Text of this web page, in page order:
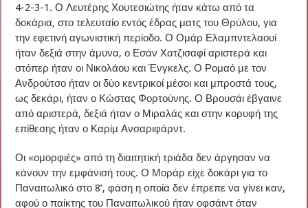
4-2-3-1. Ο Λευτέρης Χουτεσιώτης ήταν κάτω από τα
δοκάρια, στο τελευταίο εντός έδρας ματς του Θρύλου, για
την εφετινή αγωνιστική περίοδο. Ο Ομάρ Ελαμπντελαουί
ήταν δεξιά στην άμυνα, ο Εσάν Χατζισαφί αριστερά και
στόπερ ήταν οι Νικολάου και Ένγκελς. Ο Ρομαό με τον
Ανδρούτσο ήταν οι δύο κεντρικοί μέσοι και μπροστά τους,
ως δεκάρι, ήταν ο Κώστας Φορτούνης. Ο Βρουσάι έβγαινε
από αριστερά, δεξιά ήταν ο Μιραλάς και στην κορυφή της
επίθεσης ήταν ο Καρίμ Ανσαριφάρντ.
Οι «ομορφιές» από τη διαιτητική τριάδα δεν άργησαν να
κάνουν την εμφάνισή τους. Ο Μοράρ είχε δοκάρι για το
Παναιτωλικό στο 8’, φάση η οποία δεν έπρεπε να γίνει καν,
αφού ο παίκτης του Παναιτωλικού ήταν οφσάιντ όταν